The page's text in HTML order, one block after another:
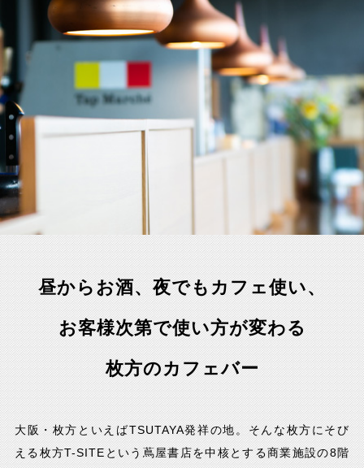
昼からお酒、夜でもカフェ使い、
お客様次第で使い方が変わる
枚方のカフェバー
大阪・枚方といえばTSUTAYA発祥の地。そんな枚方にそび
える枚方T-SITEという蔦屋書店を中核とする商業施設の8階